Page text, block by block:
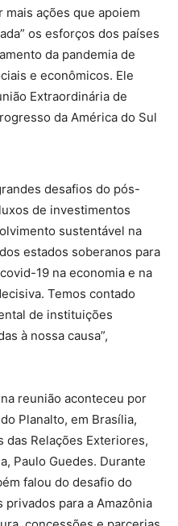
ações que apoiem
os esforços dos países
da pandemia de
e econômicos. Ele
Extraordinária de
da América do Sul
desafios do pós-
de investimentos
sustentável na
estados soberanos para
19 na economia e na
Temos contado
de instituições
à nossa causa”,
reunião aconteceu por
Planalto, em Brasília,
das Relações Exteriores,
Paulo Guedes. Durante
falou do desafio do
para a Amazônia